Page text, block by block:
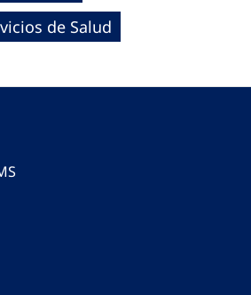
de Salud